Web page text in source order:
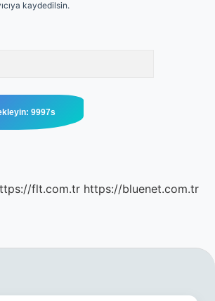
kaydedilsin.
flt.com.tr https://bluenet.com.tr